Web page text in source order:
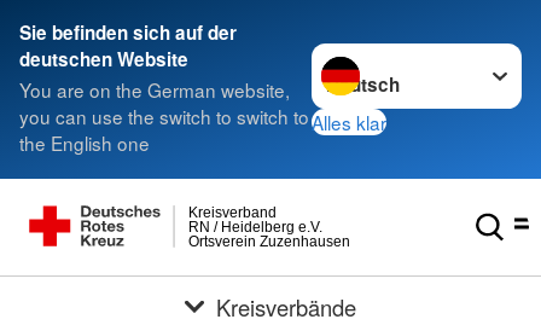
Sie befinden sich auf der
deutschen Website
You are on the German website,
you can use the switch to switch to
the English one
Sprache wechseln zu
Alles klar
Ortsverein Zuzenhausen
RN / Heidelberg e.V.
Kreisverband
Kreisverbände